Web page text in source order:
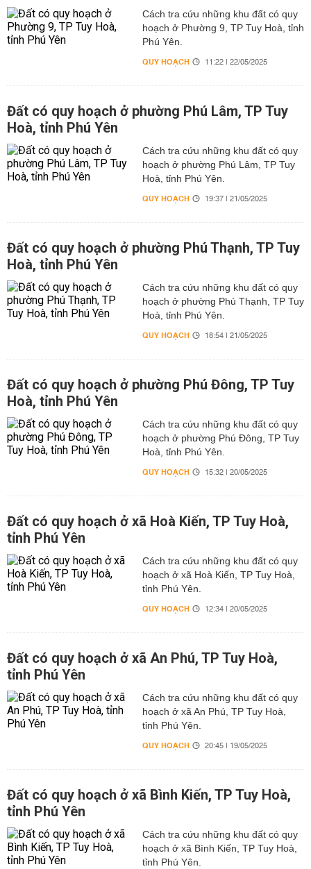
Cách tra cứu những khu đất có quy
hoạch ở Phường 9, TP Tuy Hoà, tỉnh
Phú Yên.
QUY HOẠCH 11:22 | 22/05/2025
Đất có quy hoạch ở phường Phú Lâm, TP Tuy
Hoà, tỉnh Phú Yên
Cách tra cứu những khu đất có quy
hoạch ở phường Phú Lâm, TP Tuy
Hoà, tỉnh Phú Yên.
QUY HOẠCH 19:37 | 21/05/2025
Đất có quy hoạch ở phường Phú Thạnh, TP Tuy
Hoà, tỉnh Phú Yên
Cách tra cứu những khu đất có quy
hoạch ở phường Phú Thạnh, TP Tuy
Hoà, tỉnh Phú Yên.
QUY HOẠCH 18:54 | 21/05/2025
Đất có quy hoạch ở phường Phú Đông, TP Tuy
Hoà, tỉnh Phú Yên
Cách tra cứu những khu đất có quy
hoạch ở phường Phú Đông, TP Tuy
Hoà, tỉnh Phú Yên.
QUY HOẠCH 15:32 | 20/05/2025
Đất có quy hoạch ở xã Hoà Kiến, TP Tuy Hoà,
tỉnh Phú Yên
Cách tra cứu những khu đất có quy
hoạch ở xã Hoà Kiến, TP Tuy Hoà,
tỉnh Phú Yên.
QUY HOẠCH 12:34 | 20/05/2025
Đất có quy hoạch ở xã An Phú, TP Tuy Hoà,
tỉnh Phú Yên
Cách tra cứu những khu đất có quy
hoạch ở xã An Phú, TP Tuy Hoà,
tỉnh Phú Yên.
QUY HOẠCH 20:45 | 19/05/2025
Đất có quy hoạch ở xã Bình Kiến, TP Tuy Hoà,
tỉnh Phú Yên
Cách tra cứu những khu đất có quy
hoạch ở xã Bình Kiến, TP Tuy Hoà,
tỉnh Phú Yên.